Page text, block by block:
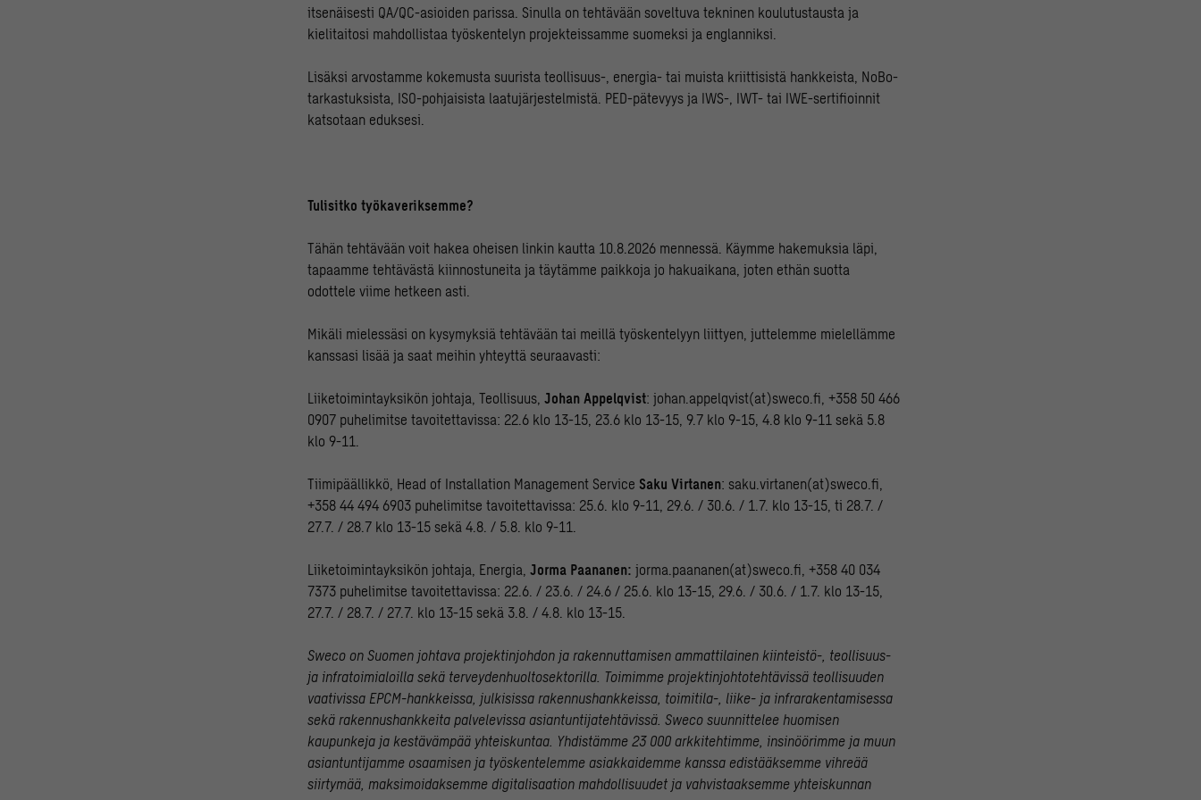
itsenäisesti QA/QC-asioiden parissa. Sinulla on tehtävään soveltuva tekninen koulutustausta ja
kielitaitosi mahdollistaa työskentelyn projekteissamme suomeksi ja englanniksi.
Lisäksi arvostamme kokemusta suurista teollisuus-, energia- tai muista kriittisistä hankkeista, NoBo-
tarkastuksista, ISO-pohjaisista laatujärjestelmistä. PED-pätevyys ja IWS-, IWT- tai IWE-sertifioinnit
katsotaan eduksesi.
Tulisitko työkaveriksemme?
Tähän tehtävään voit hakea oheisen linkin kautta 10.8.2026 mennessä. Käymme hakemuksia läpi,
tapaamme tehtävästä kiinnostuneita ja täytämme paikkoja jo hakuaikana, joten ethän suotta
odottele viime hetkeen asti.
Mikäli mielessäsi on kysymyksiä tehtävään tai meillä työskentelyyn liittyen, juttelemme mielellämme
kanssasi lisää ja saat meihin yhteyttä seuraavasti:
Liiketoimintayksikön johtaja, Teollisuus, Johan Appelqvist: johan.appelqvist(at)sweco.fi, +358 50 466
0907 puhelimitse tavoitettavissa: 22.6 klo 13-15, 23.6 klo 13-15, 9.7 klo 9-15, 4.8 klo 9-11 sekä 5.8
klo 9-11.
Tiimipäällikkö, Head of Installation Management Service Saku Virtanen: saku.virtanen(at)sweco.fi,
+358 44 494 6903 puhelimitse tavoitettavissa: 25.6. klo 9-11, 29.6. / 30.6. / 1.7. klo 13-15, ti 28.7. /
27.7. / 28.7 klo 13-15 sekä 4.8. / 5.8. klo 9-11.
Liiketoimintayksikön johtaja, Energia, Jorma Paananen: jorma.paananen(at)sweco.fi, +358 40 034
7373 puhelimitse tavoitettavissa: 22.6. / 23.6. / 24.6 / 25.6. klo 13-15, 29.6. / 30.6. / 1.7. klo 13-15,
27.7. / 28.7. / 27.7. klo 13-15 sekä 3.8. / 4.8. klo 13-15.
Sweco on Suomen johtava projektinjohdon ja rakennuttamisen ammattilainen kiinteistö-, teollisuus-
ja infratoimialoilla sekä terveydenhuoltosektorilla. Toimimme projektinjohtotehtävissä teollisuuden
vaativissa EPCM-hankkeissa, julkisissa rakennushankkeissa, toimitila-, liike- ja infrarakentamisessa
sekä rakennushankkeita palvelevissa asiantuntijatehtävissä. Sweco suunnittelee huomisen
kaupunkeja ja kestävämpää yhteiskuntaa. Yhdistämme 23 000 arkkitehtimme, insinöörimme ja muun
asiantuntijamme osaamisen ja työskentelemme asiakkaidemme kanssa edistääksemme vihreää
siirtymää, maksimoidaksemme digitalisaation mahdollisuudet ja vahvistaaksemme yhteiskunnan